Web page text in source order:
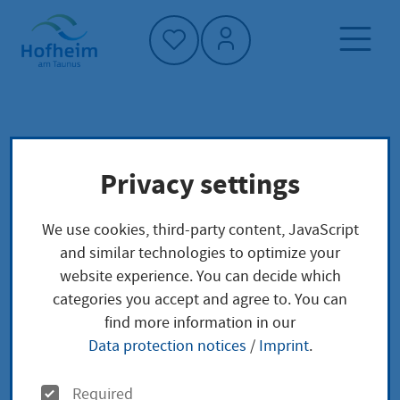
Home"
Alleinerbschein Erteilung Verfügung von Todes
Alleinerbschein
Erteilung Verfügung
von Todes wegen
Privacy settings
We use cookies, third-party content, JavaScript
and similar technologies to optimize your
website experience. You can decide which
categories you accept and agree to. You can
find more information in our
Data protection notices / Imprint.
O
Required